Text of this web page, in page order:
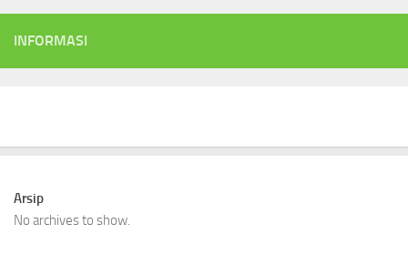
INFORMASI
Arsip
No archives to show.